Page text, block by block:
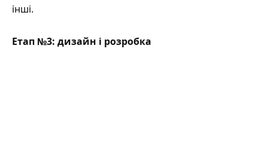
інші.
Етап №3: дизайн і розробка